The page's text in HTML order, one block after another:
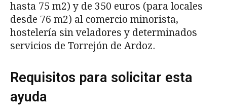
hasta 75 m2) y de 350 euros (para locales
desde 76 m2) al comercio minorista,
hostelería sin veladores y determinados
servicios de Torrejón de Ardoz.
Requisitos para solicitar esta
ayuda